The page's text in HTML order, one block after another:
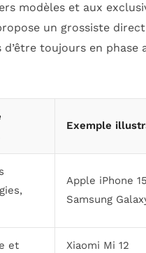
modèles et aux
un grossiste
toujours en phase
Exemple
Apple iPhone
Samsung
et
Xiaomi Mi 12